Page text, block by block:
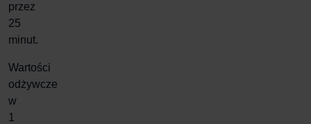
przez
25
minut.
Wartości
odżywcze
w
1